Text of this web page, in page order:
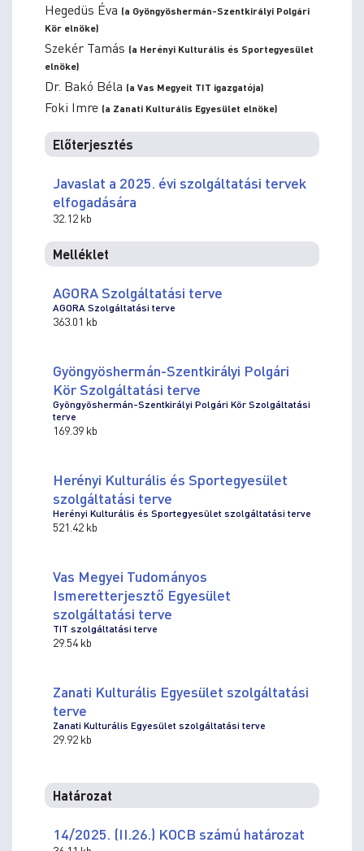
Hegedüs Éva (a Gyöngyöshermán-Szentkirályi Polgári
Kör elnöke)
Szekér Tamás (a Herényi Kulturális és Sportegyesület
elnöke)
Dr. Bakó Béla (a Vas Megyeit TIT igazgatója)
Foki Imre (a Zanati Kulturális Egyesület elnöke)
Előterjesztés
Javaslat a 2025. évi szolgáltatási tervek
elfogadására
32.12 kb
Melléklet
AGORA Szolgáltatási terve
AGORA Szolgáltatási terve
363.01 kb
Gyöngyöshermán-Szentkirályi Polgári
Kör Szolgáltatási terve
Gyöngyöshermán-Szentkirályi Polgári Kör Szolgáltatási
terve
169.39 kb
Herényi Kulturális és Sportegyesület
szolgáltatási terve
Herényi Kulturális és Sportegyesület szolgáltatási terve
521.42 kb
Vas Megyei Tudományos
Ismeretterjesztő Egyesület
szolgáltatási terve
TIT szolgáltatási terve
29.54 kb
Zanati Kulturális Egyesület szolgáltatási
terve
Zanati Kulturális Egyesület szolgáltatási terve
29.92 kb
Határozat
14/2025. (II.26.) KOCB számú határozat